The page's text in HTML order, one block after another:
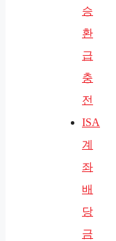
승
환
급
충
전
ISA
계
좌
배
당
금